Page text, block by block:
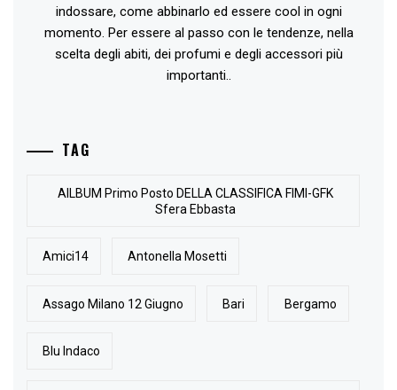
indossare, come abbinarlo ed essere cool in ogni
momento. Per essere al passo con le tendenze, nella
scelta degli abiti, dei profumi e degli accessori più
importanti..
TAG
AlLBUM Primo Posto DELLA CLASSIFICA FIMI-GFK
Sfera Ebbasta
Amici14 Antonella Mosetti
Assago Milano 12 Giugno Bari Bergamo
Blu Indaco